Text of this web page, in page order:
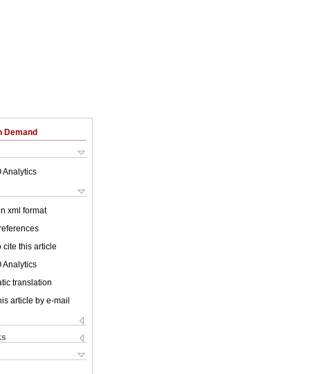
Demand
Analytics
xml format
cite this article
Analytics
translation
article by e-mail